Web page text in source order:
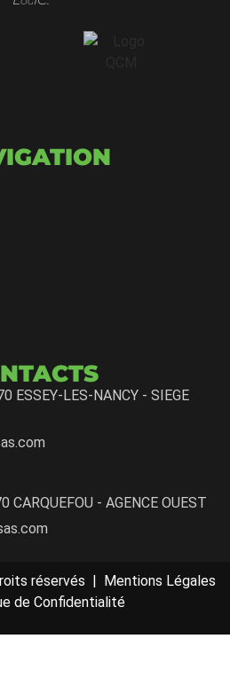
ESSEY-LES-NANCY - SIEGE
CARQUEFOU - AGENCE OUEST
réservés | Mentions Légales
de Confidentialité